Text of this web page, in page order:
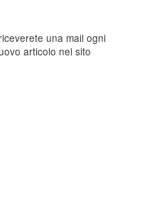
una mail ogni
articolo nel sito